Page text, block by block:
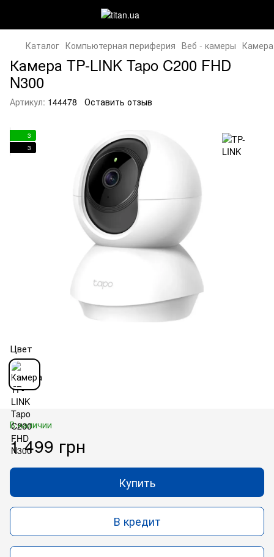
Каталог Компьютерная периферия Веб - камеры Камера
Камера TP-LINK Tapo C200 FHD
N300
Артикул: 144478 Оставить отзыв
3
3
Цвет
В наличии
1 499 грн
Купить
В кредит